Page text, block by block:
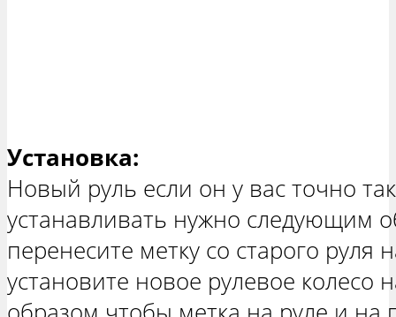
Установка:
Новый руль если он у вас точно
устанавливать нужно следующим
перенесите метку со старого руля
установите новое рулевое колесо